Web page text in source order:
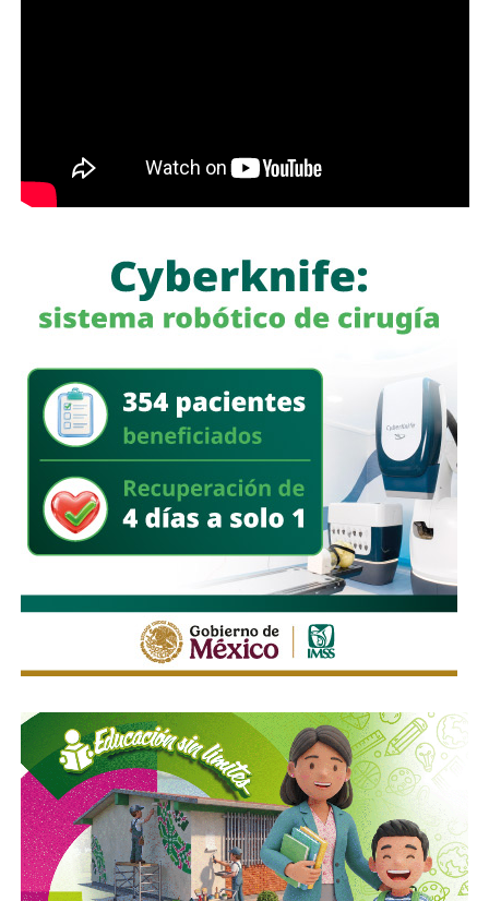
insumos incluidos, lo que beneficiará principalmente a
madres y padres de familia, personas adultas mayores y
comunitarios en favor del bienestar social.